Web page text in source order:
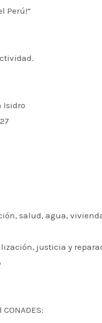
Perú!”
Isidro
salud, agua,
justicia y